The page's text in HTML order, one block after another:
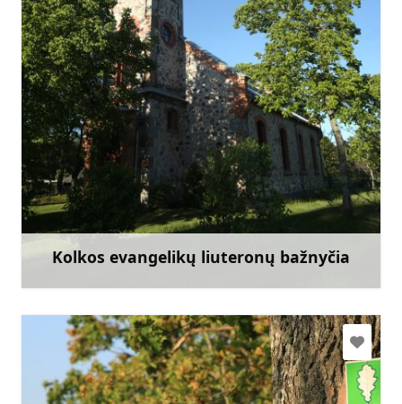
Kolkos evangelikų liuteronų bažnyčia
+371 29787878
Eik su
Sužinoti daugiau